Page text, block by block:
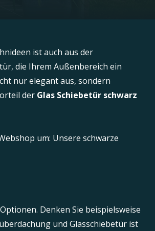
ist auch aus der
die Ihrem Außenbereich ein
nur elegant aus, sondern
der Glas Schiebetür schwarz
um: Unsere schwarze
Denken Sie beispielsweise
und Glasschiebetür ist